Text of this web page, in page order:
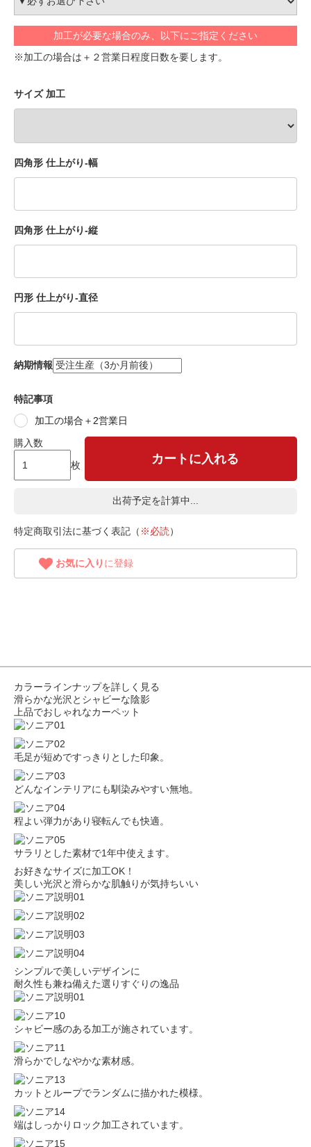
加工が必要な場合のみ、以下にご指定ください
※加工の場合は＋２営業日程度日数を要します。
サイズ 加工
四角形 仕上がり-幅
四角形 仕上がり-縦
円形 仕上がり-直径
納期情報
特記事項
加工の場合＋2営業日
購入数
枚
カートに入れる
出荷予定を計算中...
特定商取引法に基づく表記（ ※必読）
お気に入り に登録
カラーラインナップを詳しく見る
滑らかな光沢とシャビーな陰影
上品でおしゃれなカーペット
毛足が短めですっきりとした印象。
どんなインテリアにも馴染みやすい無地。
程よい弾力があり寝転んでも快適。
サラリとした素材で1年中使えます。
お好きなサイズに加工OK！
美しい光沢と滑らかな肌触りが気持ちいい
シンプルで美しいデザインに
耐久性も兼ね備えた選りすぐりの逸品
シャビー感のある加工が施されています。
滑らかでしなやかな素材感。
カットとループでランダムに描かれた模様。
端はしっかりロック加工されています。